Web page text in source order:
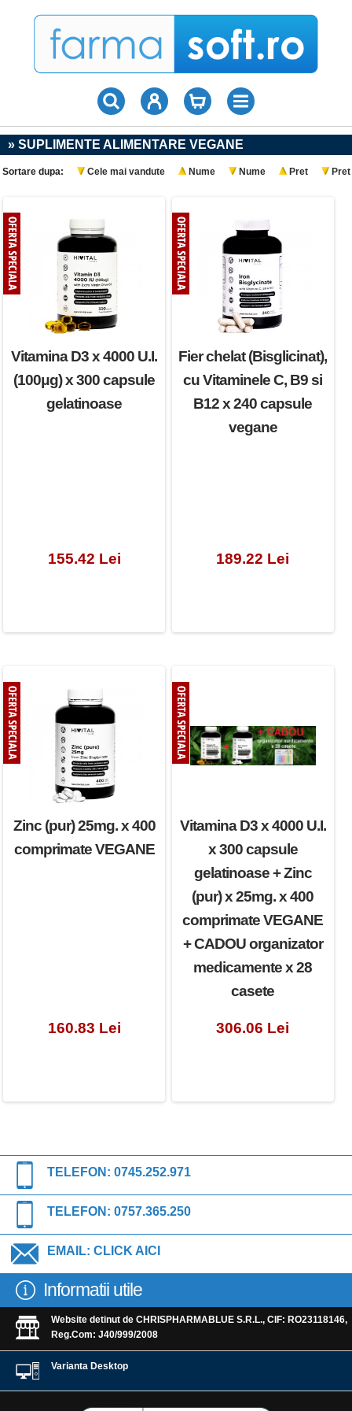
» SUPLIMENTE ALIMENTARE VEGANE
Sortare dupa: Cele mai vandute Nume Nume Pret Pret
Vitamina D3 x 4000 U.I.
(100μg) x 300 capsule
gelatinoase
155.42 Lei
Fier chelat (Bisglicinat),
cu Vitaminele C, B9 si
B12 x 240 capsule
vegane
189.22 Lei
Zinc (pur) 25mg. x 400
comprimate VEGANE
160.83 Lei
Vitamina D3 x 4000 U.I.
x 300 capsule
gelatinoase + Zinc
(pur) x 25mg. x 400
comprimate VEGANE
+ CADOU organizator
medicamente x 28
casete
306.06 Lei
TELEFON: 0745.252.971
TELEFON: 0757.365.250
EMAIL: CLICK AICI
Informatii utile
Website detinut de CHRISPHARMABLUE S.R.L., CIF: RO23118146,
Reg.Com: J40/999/2008
Varianta Desktop